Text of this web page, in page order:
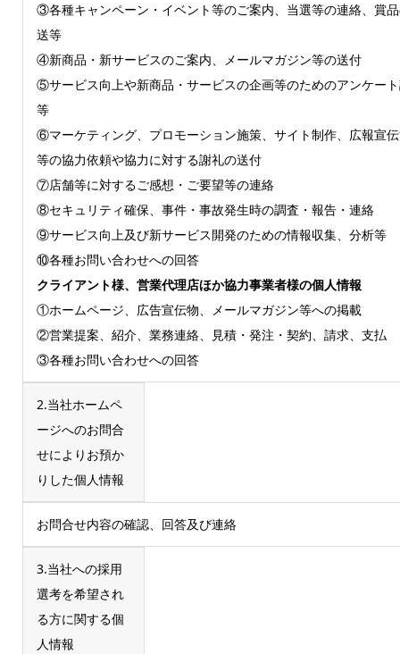
③各種キャンペーン・イベント等のご案内、当選等の連絡、賞
送等
④新商品・新サービスのご案内、メールマガジン等の送付
⑤サービス向上や新商品・サービスの企画等のためのアンケー
等
⑥マーケティング、プロモーション施策、サイト制作、広報宣
等の協力依頼や協力に対する謝礼の送付
⑦店舗等に対するご感想・ご要望等の連絡
⑧セキュリティ確保、事件・事故発生時の調査・報告・連絡
⑨サービス向上及び新サービス開発のための情報収集、分析等
⑩各種お問い合わせへの回答
クライアント様、営業代理店ほか協力事業者様の個人情報
①ホームページ、広告宣伝物、メールマガジン等への掲載
②営業提案、紹介、業務連絡、見積・発注・契約、請求、支払
③各種お問い合わせへの回答
2.当社ホームペ
ージへのお問合
せによりお預か
りした個人情報
お問合せ内容の確認、回答及び連絡
3.当社への採用
選考を希望され
る方に関する個
人情報